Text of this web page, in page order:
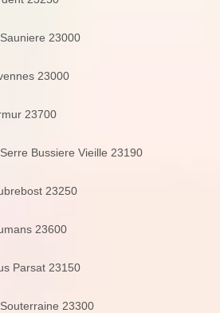
23000
23000
23700
Bussiere Vieille 23190
23250
23600
Parsat 23150
23300